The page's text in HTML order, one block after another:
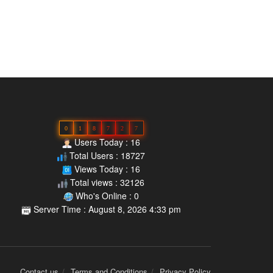
0 1 8 7 2 7
Users Today : 16
Total Users : 18727
Views Today : 16
Total views : 32126
Who's Online : 0
Server Time : August 8, 2026 4:33 pm